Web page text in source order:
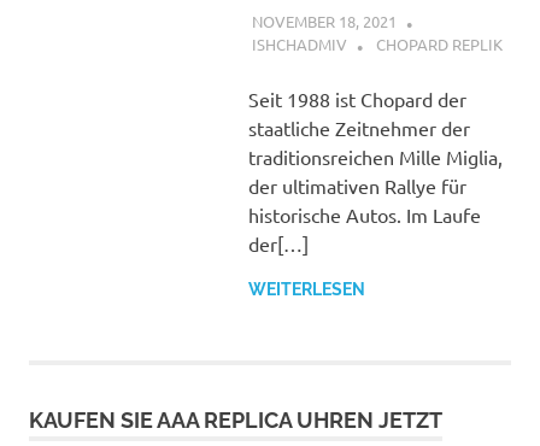
NOVEMBER 18, 2021
ISHCHADMIV
CHOPARD REPLIK
Seit 1988 ist Chopard der
staatliche Zeitnehmer der
traditionsreichen Mille Miglia,
der ultimativen Rallye für
historische Autos. Im Laufe
der[…]
WEITERLESEN
KAUFEN SIE AAA REPLICA UHREN JETZT